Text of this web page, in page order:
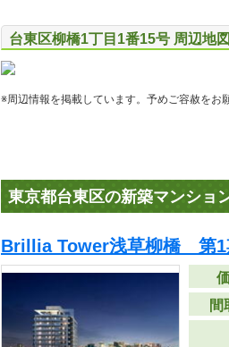
台東区柳橋1丁目1番15号 周辺地
※周辺情報を掲載しています。予めご容赦をお
東京都台東区の新築マンショ
Brillia Tower浅草柳橋 第1
間